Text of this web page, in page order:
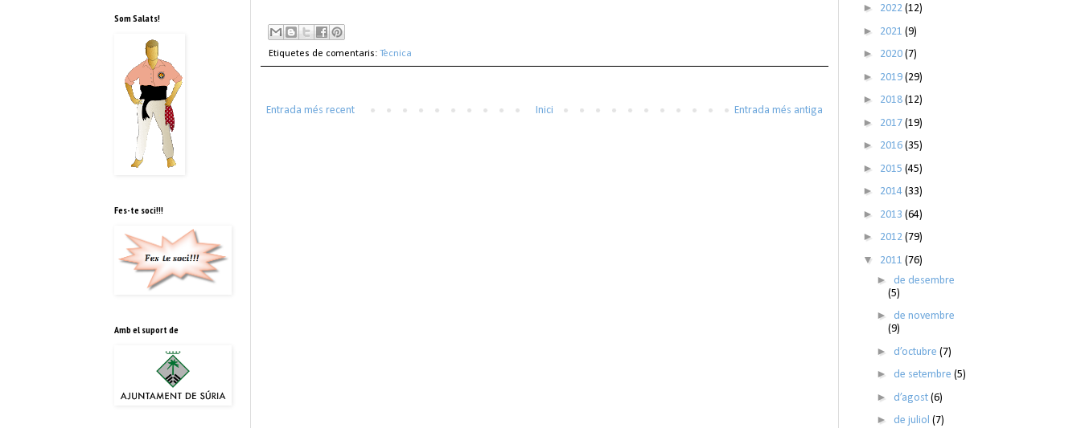
Etiquetes de comentaris: Tècnica
Entrada més recent Entrada més antiga
Inici
Som Salats!
Fes-te soci!!!
Amb el suport de
► 2022 (12)
► 2021 (9)
► 2020 (7)
► 2019 (29)
► 2018 (12)
► 2017 (19)
► 2016 (35)
► 2015 (45)
► 2014 (33)
► 2013 (64)
► 2012 (79)
▼ 2011 (76)
►
de desembre
(5)
►
de novembre
(9)
► d’octubre (7)
► de setembre (5)
► d’agost (6)
► de juliol (7)